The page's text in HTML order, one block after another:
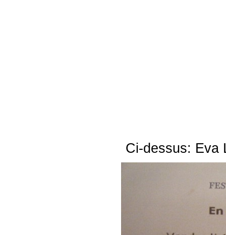
Ci-dessus: Eva